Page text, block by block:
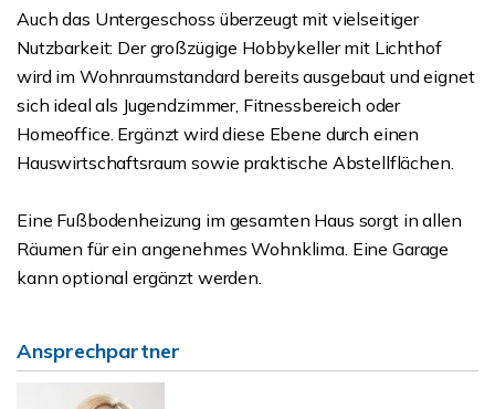
Auch das Untergeschoss überzeugt mit vielseitiger
Nutzbarkeit: Der großzügige Hobbykeller mit Lichthof
wird im Wohnraumstandard bereits ausgebaut und eignet
sich ideal als Jugendzimmer, Fitnessbereich oder
Homeoffice. Ergänzt wird diese Ebene durch einen
Hauswirtschaftsraum sowie praktische Abstellflächen.
Eine Fußbodenheizung im gesamten Haus sorgt in allen
Räumen für ein angenehmes Wohnklima. Eine Garage
kann optional ergänzt werden.
Ansprechpartner